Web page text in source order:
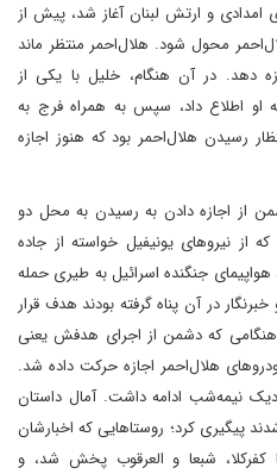
امدادی و ارتش لبنان آغاز شد، پیش از
محول شود. هلال‌احمر منتظر ماند
دهد. در آن هنگام، خلیل با یکی از
اطلاع داد، سپس به همراه فرج به
رسیدن هلال‌احمر بود که هنوز اجازه
از اجازه دادن به رسیدن به محل دو
از نیروهای یونیفیل خواسته از جاده
جنگنده اسرائیل به طیری حمله
در آن پناه گرفته بودند هدف قرار
که دشمن از اجرای هدفش یعنی
هلال‌احمر اجازه حرکت داده شد.
نیمه‌شب ادامه داشت. آمال داستان
پیگیری کرد؛ روستاهایی که اخبارشان
کفرکلا، شبعا و العرقوب پخش شد، و